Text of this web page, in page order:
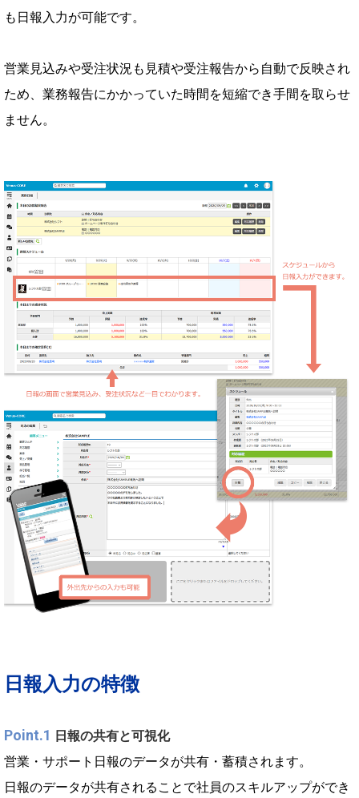
も日報入力が可能です。
営業見込みや受注状況も見積や受注報告から自動で反映され
ため、業務報告にかかっていた時間を短縮でき手間を取らせ
ません。
日報入力の特徴
Point.1 日報の共有と可視化
営業・サポート日報のデータが共有・蓄積されます。
日報のデータが共有されることで社員のスキルアップができ